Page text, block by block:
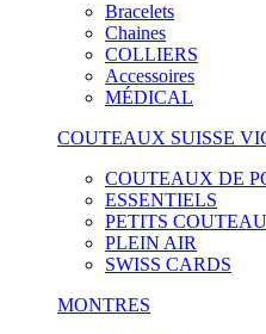
Bracelets
Chaines
COLLIERS
Accessoires
MÉDICAL
COUTEAUX SUISSE
COUTEAUX DE
ESSENTIELS
PETITS
PLEIN AIR
SWISS CARDS
MONTRES